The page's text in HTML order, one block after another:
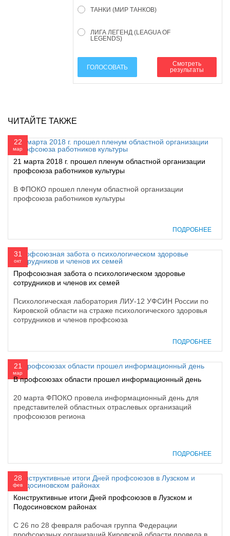
ТАНКИ (МИР ТАНКОВ)
ЛИГА ЛЕГЕНД (LEAGUA OF
LEGENDS)
ГОЛОСОВАТЬ
Смотреть
результаты
ЧИТАЙТЕ ТАКЖЕ
22
мар
21 марта 2018 г. прошел пленум областной организации
профсоюза работников культуры
В ФПОКО прошел пленум областной организации
профсоюза работников культуры
ПОДРОБНЕЕ
31
окт
Профсоюзная забота о психологическом здоровье
сотрудников и членов их семей
Психологическая лаборатория ЛИУ-12 УФСИН России по
Кировской области на страже психологического здоровья
сотрудников и членов профсоюза
ПОДРОБНЕЕ
21
мар
В профсоюзах области прошел информационный день
20 марта ФПОКО провела информационный день для
представителей областных отраслевых организаций
профсоюзов региона
ПОДРОБНЕЕ
28
фев
Конструктивные итоги Дней профсоюзов в Лузском и
Подосиновском районах
С 26 по 28 февраля рабочая группа Федерации
профсоюзных организаций Кировской области провела в